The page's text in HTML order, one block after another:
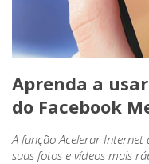
Aprenda a
do Facebook
A função Acelerar
suas fotos e vídeos mais